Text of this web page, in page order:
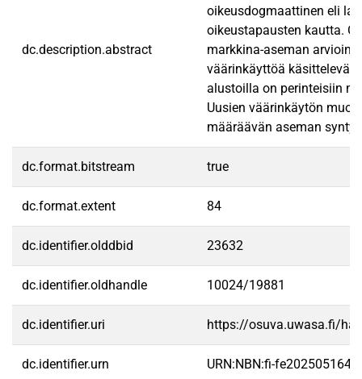
dc.description.abstract
oikeusdogmaattinen eli
oikeustapausten kautta.
markkina-aseman
väärinkäyttöä
alustoilla on perinteisiin
Uusien väärinkäytön
määräävän aseman
dc.format.bitstream true
dc.format.extent 84
dc.identifier.olddbid 23632
dc.identifier.oldhandle 10024/19881
dc.identifier.uri https://osuva.uwasa.fi/
dc.identifier.urn URN:NBN:fi-